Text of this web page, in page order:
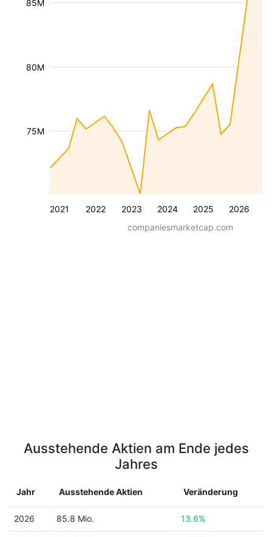
2021 2022 2023 2024 2025 2026
75M
80M
85M
companiesmarketcap.com
Ausstehende Aktien am Ende jedes
Jahres
Jahr Ausstehende Aktien Veränderung
2026 85.8 Mio. 13.6%